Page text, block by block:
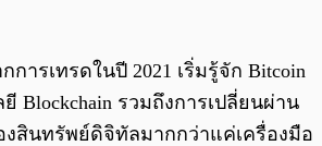
การเทรดในปี 2021 เริ่มรู้จัก Bitcoin
Blockchain รวมถึงการเปลี่ยนผ่าน
งสินทรัพย์ดิจิทัลมากกว่าแค่เครื่องมือ